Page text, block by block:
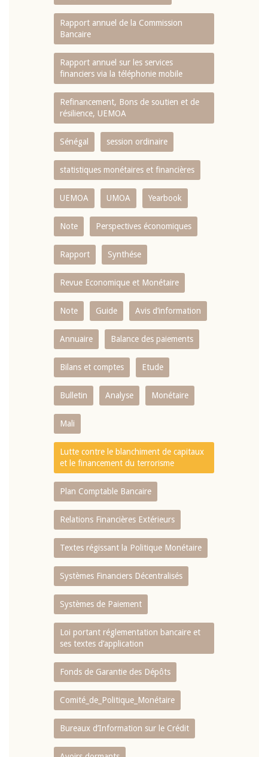
Rapport annuel de la Commission
Bancaire
Rapport annuel sur les services
financiers via la téléphonie mobile
Refinancement, Bons de soutien et de
résilience, UEMOA
Sénégal session ordinaire
statistiques monétaires et financières
UEMOA UMOA Yearbook
Note Perspectives économiques
Rapport Synthése
Revue Economique et Monétaire
Note Guide Avis d’information
Annuaire Balance des paiements
Bilans et comptes Etude
Bulletin Analyse Monétaire
Mali
Lutte contre le blanchiment de capitaux
et le financement du terrorisme
Plan Comptable Bancaire
Relations Financières Extérieurs
Textes régissant la Politique Monétaire
Systèmes Financiers Décentralisés
Systèmes de Paiement
Loi portant réglementation bancaire et
ses textes d’application
Fonds de Garantie des Dépôts
Comité_de_Politique_Monétaire
Bureaux d’Information sur le Crédit